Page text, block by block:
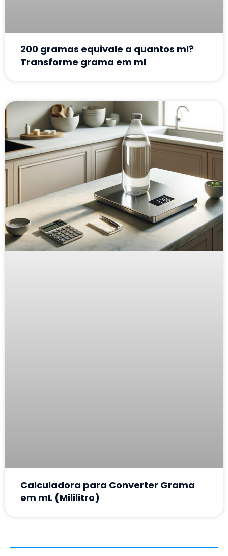
200 gramas equivale a quantos ml?
Transforme grama em ml
Calculadora para Converter Grama
em mL (Mililitro)